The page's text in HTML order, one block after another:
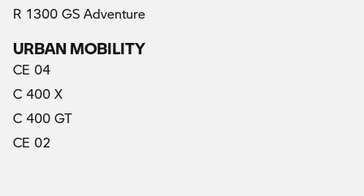
R 1300 GS Adventure
URBAN MOBILITY
CE 04
C 400 X
C 400 GT
CE 02